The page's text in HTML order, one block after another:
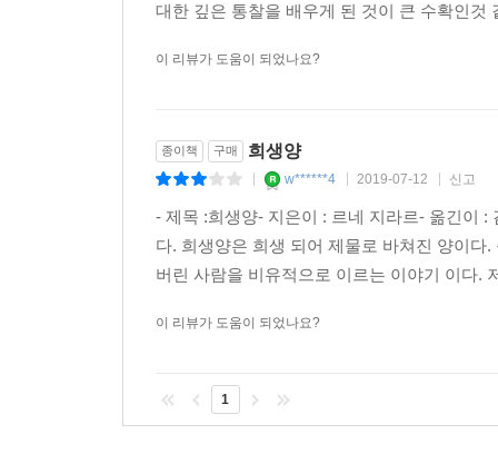
대한 깊은 통찰을 배우게 된 것이 큰 수확인것
이 리뷰가 도움이 되었나요?
종이책 구매 희생양
w******4 2019-07-12 신고
- 제목 :희생양- 지은이 : 르네 지라르- 옮긴이
다. 희생양은 희생 되어 제물로 바쳐진 양이
버린 사람을 비유적으로 이르는 이야기 이다.
이 리뷰가 도움이 되었나요?
1